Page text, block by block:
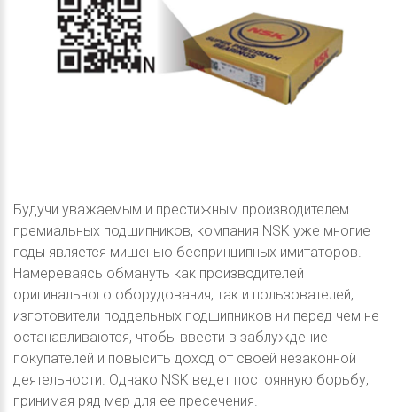
Будучи уважаемым и престижным производителем
премиальных подшипников, компания NSK уже многие
годы является мишенью беспринципных имитаторов.
Намереваясь обмануть как производителей
оригинального оборудования, так и пользователей,
изготовители поддельных подшипников ни перед чем не
останавливаются, чтобы ввести в заблуждение
покупателей и повысить доход от своей незаконной
деятельности. Однако NSK ведет постоянную борьбу,
принимая ряд мер для ее пресечения.